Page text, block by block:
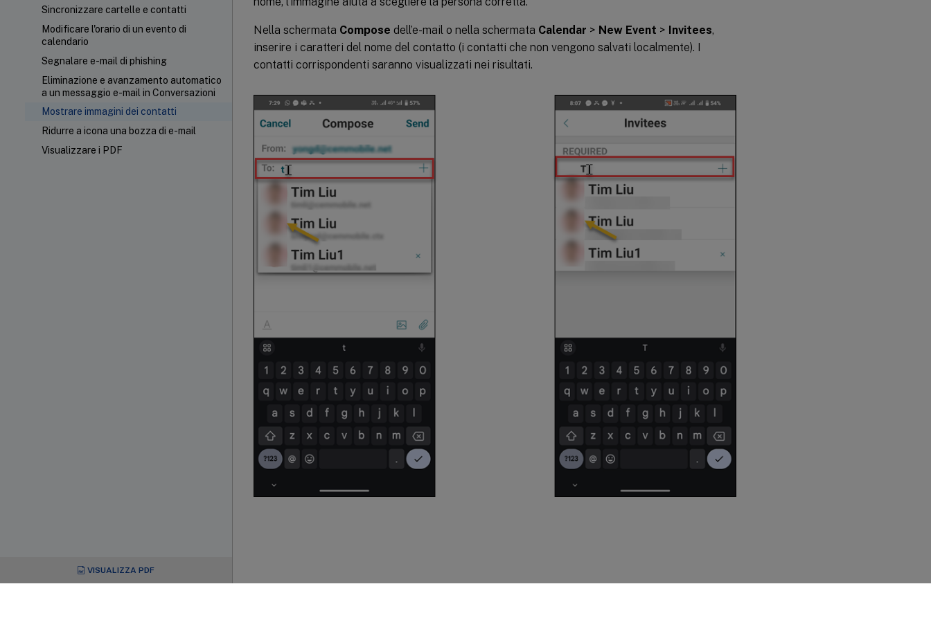
Sincronizzare cartelle e contatti
Modificare l'orario di un evento di
calendario
Segnalare e-mail di phishing
Eliminazione e avanzamento automatico
a un messaggio e-mail in Conversazioni
Mostrare immagini dei contatti
Ridurre a icona una bozza di e-mail
Visualizzare i PDF
VISUALIZZA PDF
Nella schermata Compose dell’e-mail o nella schermata Calendar > New Event > Invitees,
inserire i caratteri del nome del contatto (i contatti che non vengono salvati localmente). I
contatti corrispondenti saranno visualizzati nei risultati.